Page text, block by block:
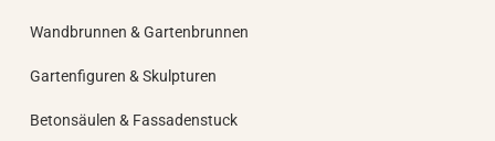
Wandbrunnen & Gartenbrunnen
Gartenfiguren & Skulpturen
Betonsäulen & Fassadenstuck